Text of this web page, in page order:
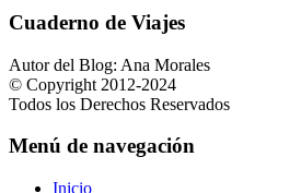
Cuaderno de Viajes
Autor del Blog: Ana Morales
© Copyright 2012-2024
Todos los Derechos Reservados
Menú de navegación
Inicio